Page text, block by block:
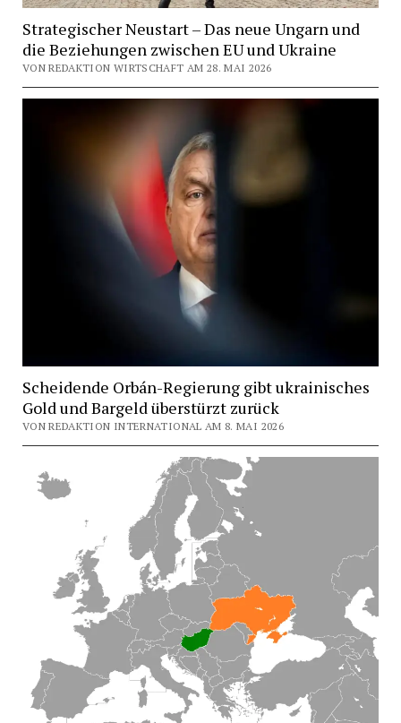
Strategischer Neustart – Das neue Ungarn und
die Beziehungen zwischen EU und Ukraine
VON REDAKTION WIRTSCHAFT AM 28. MAI 2026
Scheidende Orbán-Regierung gibt ukrainisches
Gold und Bargeld überstürzt zurück
VON REDAKTION INTERNATIONAL AM 8. MAI 2026